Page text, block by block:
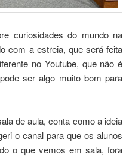
curiosidades do mundo na
com a estreia, que será feita
no Youtube, que não é
ser algo muito bom para
de aula, conta como a ideia
o canal para que os alunos
o que vemos em sala, fora